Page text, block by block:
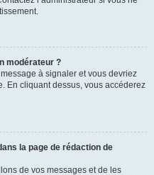
modérateur ?
à signaler et vous devriez
En cliquant dessus, vous accéderez
la page de rédaction de
de vos messages et de les